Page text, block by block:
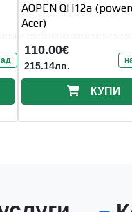
AOPEN QH12a
Acer)
110.00€
215.14лв.
КУПИ